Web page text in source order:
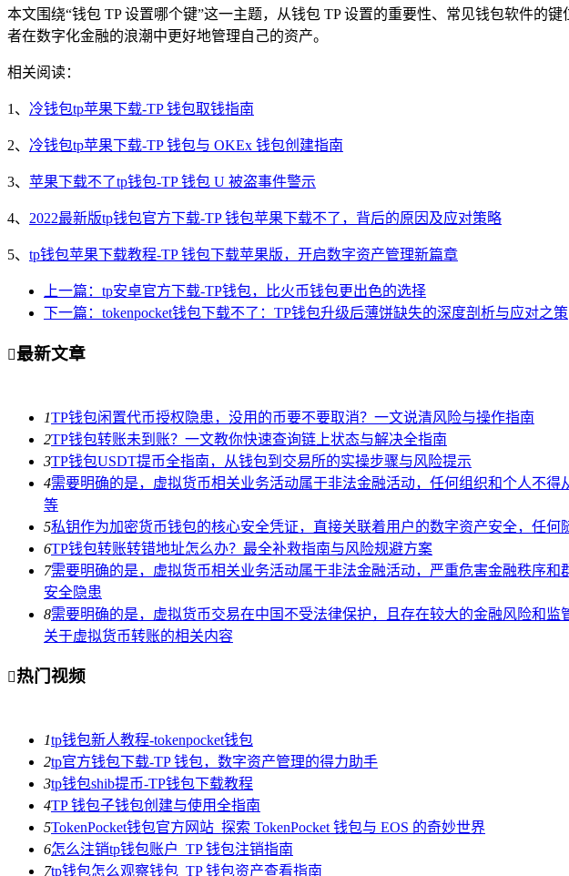
本文围绕“钱包 TP 设置哪个键”这一主题，从钱包 TP 设置的重要性、常见钱包软件
者在数字化金融的浪潮中更好地管理自己的资产。
相关阅读：
1、 冷钱包tp苹果下载-TP 钱包取钱指南
2、 冷钱包tp苹果下载-TP 钱包与 OKEx 钱包创建指南
3、 苹果下载不了tp钱包-TP 钱包 U 被盗事件警示
4、 2022最新版tp钱包官方下载-TP 钱包苹果下载不了，背后的原因及应对策略
5、 tp钱包苹果下载教程-TP 钱包下载苹果版，开启数字资产管理新篇章
上一篇：tp安卓官方下载-TP钱包，比火币钱包更出色的选择
下一篇：tokenpocket钱包下载不了：TP钱包升级后薄饼缺失的深度剖析与应对之策
最新文章
1TP钱包闲置代币授权隐患，没用的币要不要取消？一文说清风险与操作指南
2TP钱包转账未到账？一文教你快速查询链上状态与解决全指南
3TP钱包USDT提币全指南，从钱包到交易所的实操步骤与风险提示
4需要明确的是，虚拟货币相关业务活动属于非法金融活动，任何组织和个人不
等
5私钥作为加密货币钱包的核心安全凭证，直接关联着用户的数字资产安全，任
6TP钱包转账转错地址怎么办？最全补救指南与风险规避方案
7需要明确的是，虚拟货币相关业务活动属于非法金融活动，严重危害金融秩序
安全隐患
8需要明确的是，虚拟货币交易在中国不受法律保护，且存在较大的金融风险和
关于虚拟货币转账的相关内容
热门视频
1tp钱包新人教程-tokenpocket钱包
2tp官方钱包下载-TP 钱包，数字资产管理的得力助手
3tp钱包shib提币-TP钱包下载教程
4TP 钱包子钱包创建与使用全指南
5TokenPocket钱包官方网站_探索 TokenPocket 钱包与 EOS 的奇妙世界
6怎么注销tp钱包账户_TP 钱包注销指南
7tp钱包怎么观察钱包_TP 钱包资产查看指南